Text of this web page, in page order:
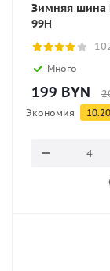
Зимняя шина
99H
Много
199 BYN
Экономия 10.20